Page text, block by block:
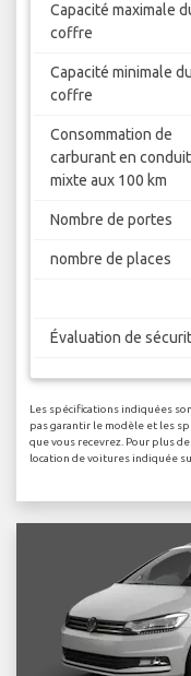
Capacité maximale
coffre
Capacité minimale du
coffre
Consommation de
carburant en
mixte aux 100 km
Nombre de portes
nombre de places
Évaluation de
Les spécifications indiquées
pas garantir le modèle et les
que vous recevrez. Pour plus
location de voitures indiquée